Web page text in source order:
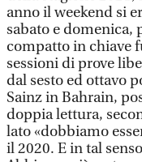
anno il weekend si
sabato e domenica,
compatto in chiave
sessioni di prove
dal sesto ed ottavo
Sainz in Bahrain,
doppia lettura,
lato «dobbiamo
il 2020. E in tal